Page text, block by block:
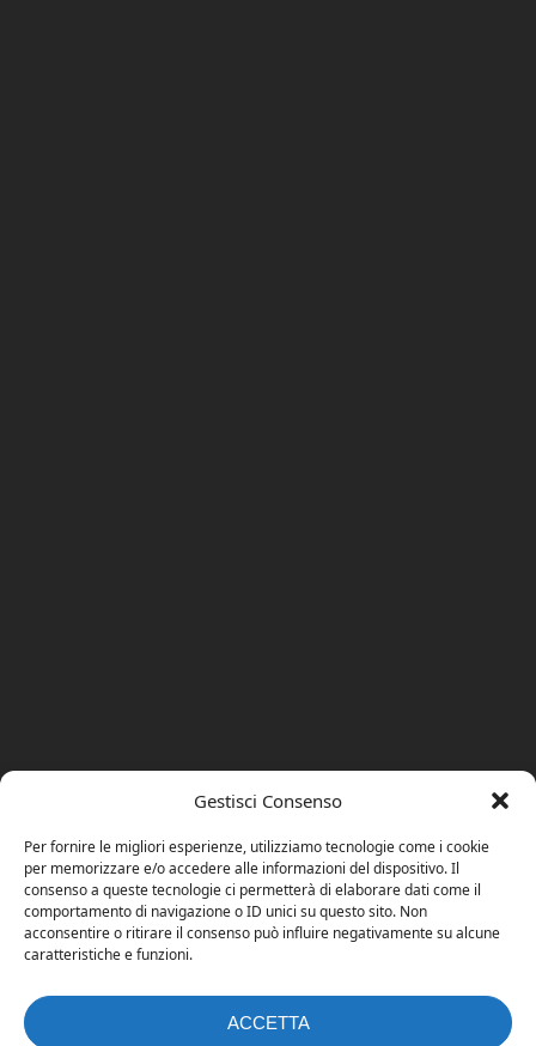
Gestisci Consenso
Per fornire le migliori esperienze, utilizziamo tecnologie come i cookie
per memorizzare e/o accedere alle informazioni del dispositivo. Il
consenso a queste tecnologie ci permetterà di elaborare dati come il
comportamento di navigazione o ID unici su questo sito. Non
acconsentire o ritirare il consenso può influire negativamente su alcune
caratteristiche e funzioni.
ACCETTA